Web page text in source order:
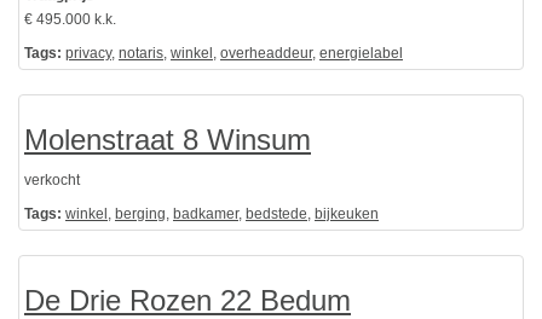
€ 495.000 k.k.
Tags: privacy, notaris, winkel , overheaddeur, energielabel
Molenstraat 8 Winsum
verkocht
Tags: winkel , berging, badkamer, bedstede, bijkeuken
De Drie Rozen 22 Bedum